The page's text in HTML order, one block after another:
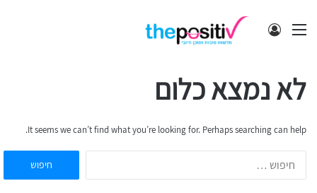
תפריט התחבר
לא נמצא כלום
It seems we can’t find what you’re looking for. Perhaps searching can help.
חיפוש: